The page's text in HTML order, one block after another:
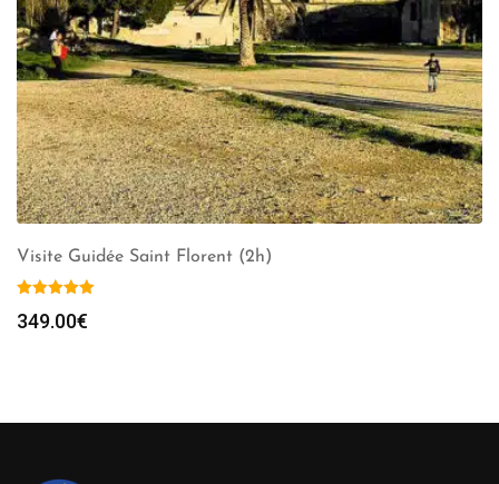
Visite Guidée Saint Florent (2h)
349.00€